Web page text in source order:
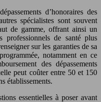
d’honoraires des
spécialistes sont souvent
de gamme, offrant ainsi un
de santé plus
sur les garanties de sa
notamment en ce
des dépassements
peut coûter entre 50 et 150
établissements.
essentielles à poser avant